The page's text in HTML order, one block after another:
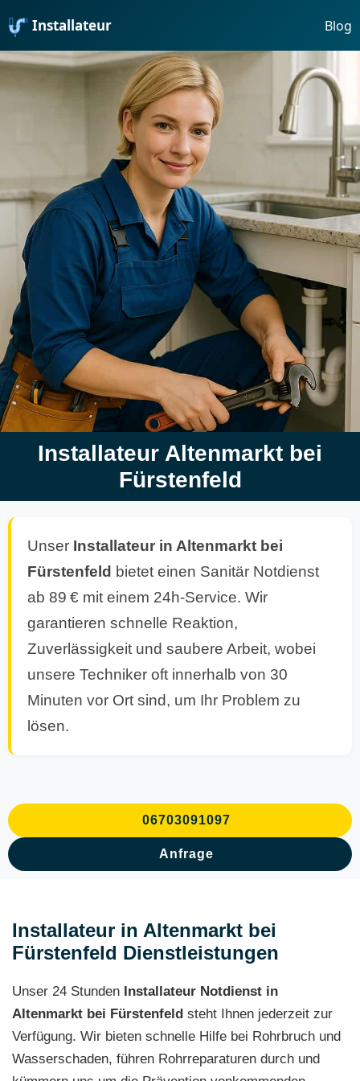
Installateur Blog
Installateur Altenmarkt bei
Fürstenfeld
Unser Installateur in Altenmarkt bei
Fürstenfeld bietet einen Sanitär Notdienst
ab 89 € mit einem 24h-Service. Wir
garantieren schnelle Reaktion,
Zuverlässigkeit und saubere Arbeit, wobei
unsere Techniker oft innerhalb von 30
Minuten vor Ort sind, um Ihr Problem zu
lösen.
06703091097
Anfrage
Installateur in Altenmarkt bei
Fürstenfeld Dienstleistungen
Unser 24 Stunden Installateur Notdienst in
Altenmarkt bei Fürstenfeld steht Ihnen jederzeit zur
Verfügung. Wir bieten schnelle Hilfe bei Rohrbruch und
Wasserschaden, führen Rohrreparaturen durch und